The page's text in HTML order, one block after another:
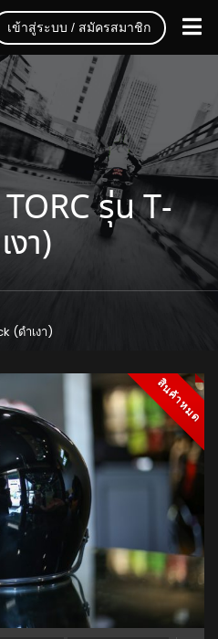
เข้าสู่ระบบ / สมัครสมาชิก
รุ่น T-
า)
(ดำเงา)
สินค้าหมด